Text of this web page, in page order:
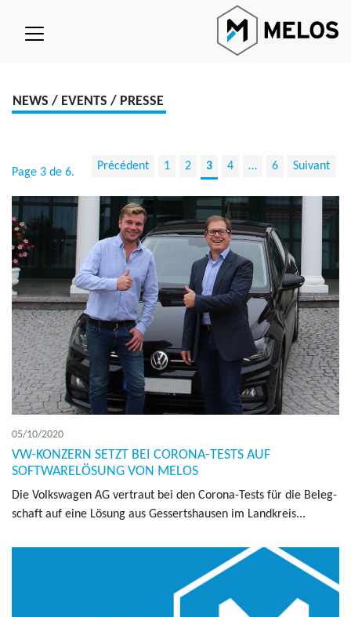
NEWS / EVENTS / PRESSE
Page 3 de 6. Précédent 1 2 3 4 … 6 Suivant
05/10/2020
VW-KONZERN SETZT BEI CORONA-TESTS AUF
SOFTWARELÖSUNG VON MELOS
Die Volks­wa­gen AG ver­traut bei den Corona-Tests für die Beleg­
schaft auf eine Lösung aus Ges­sert­shau­sen im Land­kreis...